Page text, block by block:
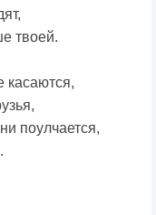
твоей.
касаются,
поулчается,